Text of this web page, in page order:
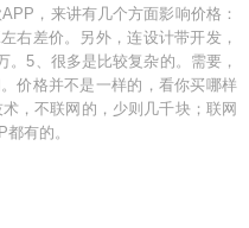
，来讲有几个方面影响价格：
右差价。另外，连设计带开发，
5、很多是比较复杂的。需要，
价格并不是一样的，看你买哪样
，不联网的，少则几千块；联网
有的。